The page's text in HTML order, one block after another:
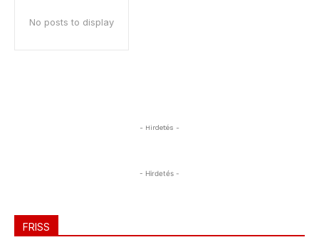
No posts to display
- Hirdetés -
- Hirdetés -
FRISS